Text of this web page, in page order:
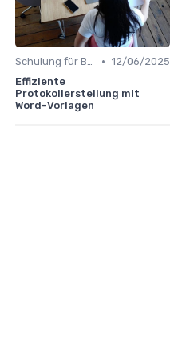
Schulung für Büroleiter • 12/06/2025
Effiziente
Protokollerstellung mit
Word-Vorlagen